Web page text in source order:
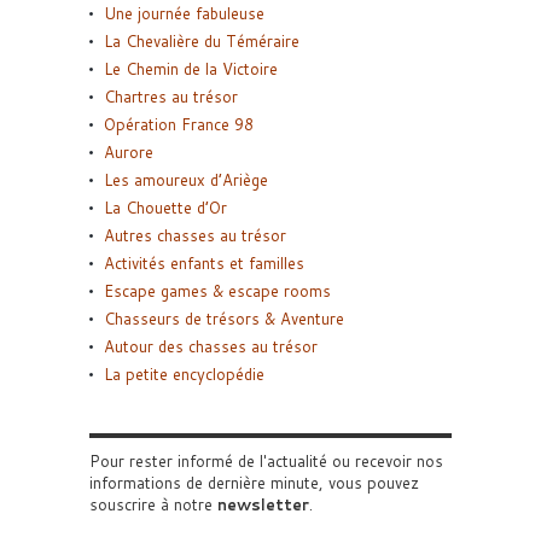
Une journée fabuleuse
La Chevalière du Téméraire
Le Chemin de la Victoire
Chartres au trésor
Opération France 98
Aurore
Les amoureux d’Ariège
La Chouette d’Or
Autres chasses au trésor
Activités enfants et familles
Escape games & escape rooms
Chasseurs de trésors & Aventure
Autour des chasses au trésor
La petite encyclopédie
Pour rester informé de l'actualité ou recevoir nos
informations de dernière minute, vous pouvez
souscrire à notre newsletter.